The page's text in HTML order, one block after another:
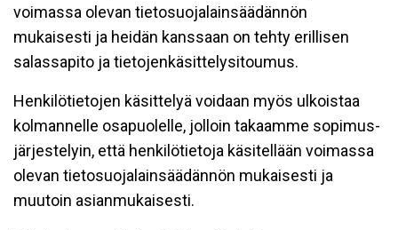
voimassa olevan tietosuojalainsäädännön
mukaisesti ja heidän kanssaan on tehty erillisen
salassapito ja tietojenkäsittelysitoumus.
Henkilötietojen käsittelyä voidaan myös ulkoistaa
kolmannelle osapuolelle, jolloin takaamme sopimus-
järjestelyin, että henkilötietoja käsitellään voimassa
olevan tietosuojalainsäädännön mukaisesti ja
muutoin asianmukaisesti.